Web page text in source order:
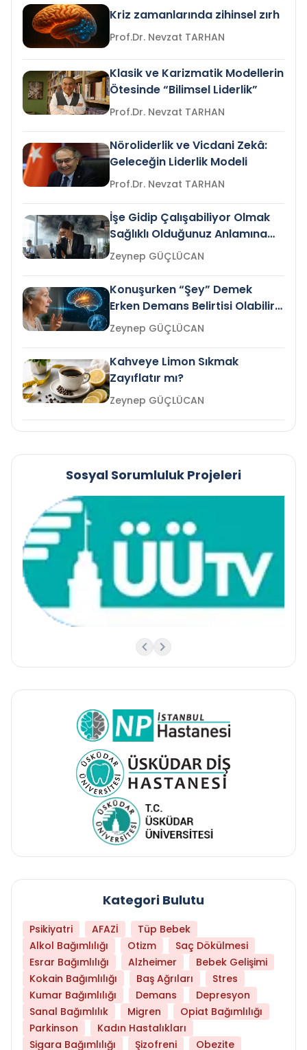
Kriz zamanlarında zihinsel zırh
Prof.Dr. Nevzat TARHAN
Klasik ve Karizmatik Modellerin
Ötesinde “Bilimsel Liderlik”
Prof.Dr. Nevzat TARHAN
Nöroliderlik ve Vicdani Zekâ:
Geleceğin Liderlik Modeli
Prof.Dr. Nevzat TARHAN
İşe Gidip Çalışabiliyor Olmak
Sağlıklı Olduğunuz Anlamına
Gelir mi?Zeynep GÜÇLÜCAN
Konuşurken “Şey” Demek
Erken Demans Belirtisi Olabilir
mi?
Zeynep GÜÇLÜCAN
Kahveye Limon Sıkmak
Zayıflatır mı?
Zeynep GÜÇLÜCAN
Sosyal Sorumluluk Projeleri
Kategori Bulutu
Psikiyatri AFAZİ
Tüp Bebek
Alkol Bağımlılığı
Otizm
Saç Dökülmesi
Esrar Bağımlılığı
Alzheimer
Bebek Gelişimi
Kokain Bağımlılığı
Baş Ağrıları
Stres
Kumar Bağımlılığı
Demans
Depresyon
Sanal Bağımlılık
Migren
Opiat Bağımlılığı
Parkinson
Kadın Hastalıkları
Sigara Bağımlılığı
Şizofreni Obezite